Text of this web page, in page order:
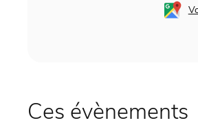
Ces évènements